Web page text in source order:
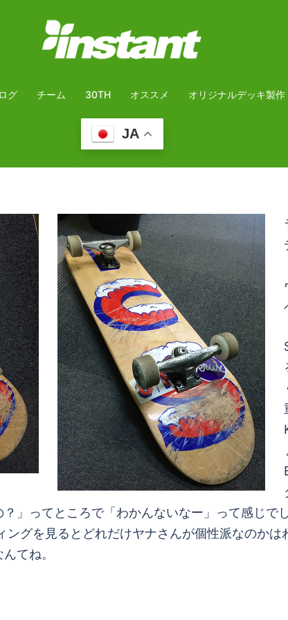
グ チーム 30TH オススメ オリジナルデッキ製作
JA
」ってところで「わかんないなー」って感じで
ングを見るとどれだけヤナさんが個性派なのか
てね。